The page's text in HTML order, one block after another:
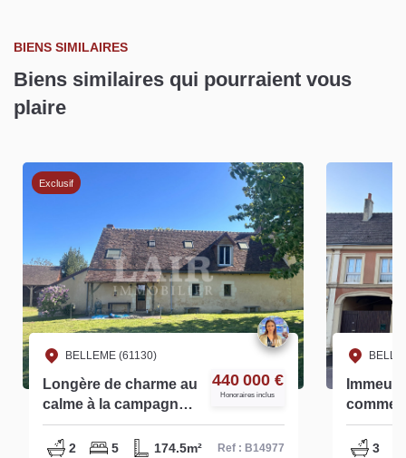
BIENS SIMILAIRES
Biens similaires qui pourraient vous
plaire
Exclusif
BELLEME (61130)
Longère de charme au
calme à la campagne -
B14977
440 000 €
Honoraires inclus
2 5 174.5m² Ref : B14977 3